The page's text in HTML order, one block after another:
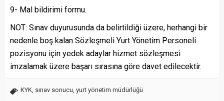
9- Mal bildirimi formu.
NOT: Sınav duyurusunda da belirtildiği üzere, herhangi bir
nedenle boş kalan Sözleşmeli Yurt Yönetim Personeli
pozisyonu için yedek adaylar hizmet sözleşmesi
imzalamak üzere başarı sırasına göre davet edilecektir.
KYK sınav sonucu yurt yönetim müdürlüğü